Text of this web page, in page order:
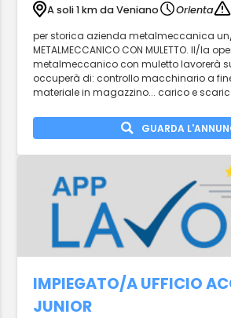
A soli 1 km da Veniano
Orienta
per storica azienda metalmeccanica un/
METALMECCANICO CON MULETTO. Il/la
metalmeccanico con muletto lavorerà
occuperà di: controllo macchinario a
materiale in magazzino... carico e
GUARDA
IMPIEGATO/A UFFICIO
JUNIOR